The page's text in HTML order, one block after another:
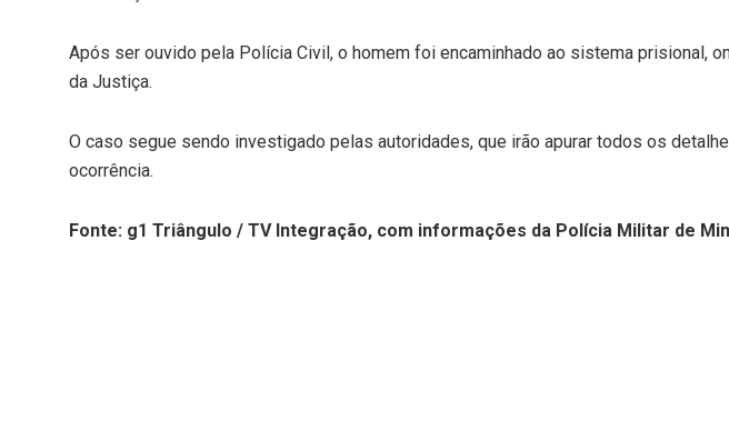
Após ser ouvido pela Polícia Civil, o homem foi encaminhado ao sistema prisional,
da Justiça.
O caso segue sendo investigado pelas autoridades, que irão apurar todos os
ocorrência.
Fonte: g1 Triângulo / TV Integração, com informações da Polícia Militar de